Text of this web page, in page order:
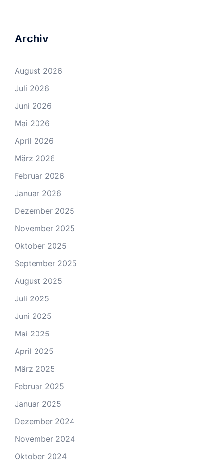
Archiv
August 2026
Juli 2026
Juni 2026
Mai 2026
April 2026
März 2026
Februar 2026
Januar 2026
Dezember 2025
November 2025
Oktober 2025
September 2025
August 2025
Juli 2025
Juni 2025
Mai 2025
April 2025
März 2025
Februar 2025
Januar 2025
Dezember 2024
November 2024
Oktober 2024